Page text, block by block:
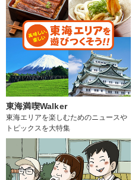
東海満喫Walker
東海エリアを楽しむためのニュースや
トピックスを大特集